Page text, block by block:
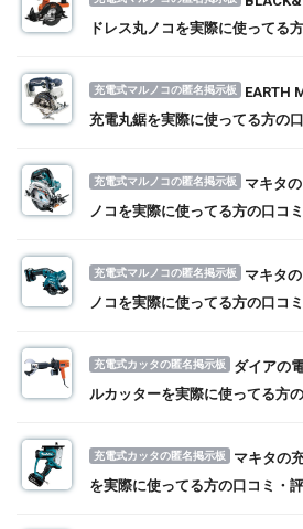
ドレス丸ノコを実際に使ってる
充電式マルノコの匿名掲示板
EARTH
充電丸鋸を実際に使ってる方の
充電式マルノコの匿名掲示板
マキタ
ノコを実際に使ってる方の口コ
充電式マルノコの匿名掲示板
マキタ
ノコを実際に使ってる方の口コ
充電式カッタの匿名掲示板
ダイアの
ルカッターを実際に使ってる方
充電式カッタの匿名掲示板
マキタの
を実際に使ってる方の口コミ・